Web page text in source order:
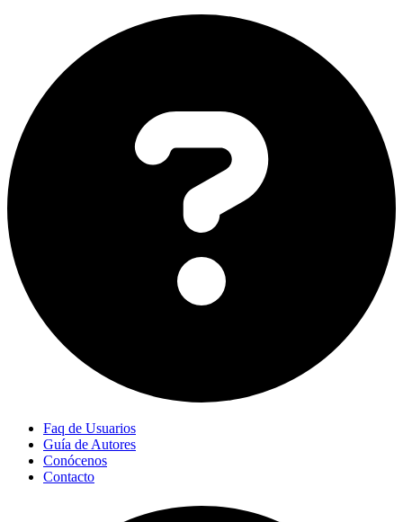
Faq de Usuarios
Guía de Autores
Conócenos
Contacto